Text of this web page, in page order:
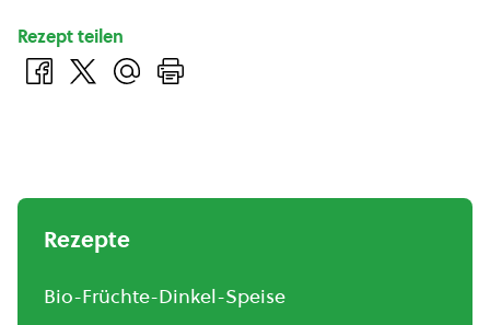
Rezept teilen
Rezepte
Bio-Früchte-Dinkel-Speise